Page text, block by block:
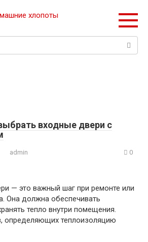
входные двери с
admin 0
— это важный шаг при ремонте или
Она должна обеспечивать
тепло внутри помещения.
определяющих теплоизоляцию